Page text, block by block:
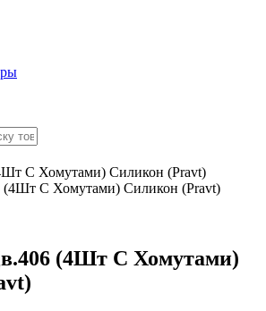
С Хомутами) Силикон (Pravt)
(4Шт С Хомутами)